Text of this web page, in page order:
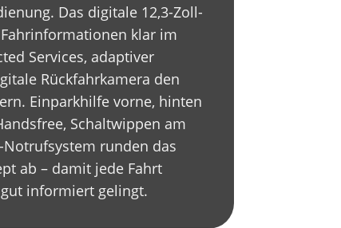
Das digitale 12,3-Zoll-
klar im
Services, adaptiver
Rückfahrkamera den
Einparkhilfe vorne, hinten
Schaltwippen am
Notrufsystem runden das
ab – damit jede Fahrt
informiert gelingt.